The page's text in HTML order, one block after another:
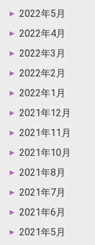
2022年5月
2022年4月
2022年3月
2022年2月
2022年1月
2021年12月
2021年11月
2021年10月
2021年8月
2021年7月
2021年6月
2021年5月